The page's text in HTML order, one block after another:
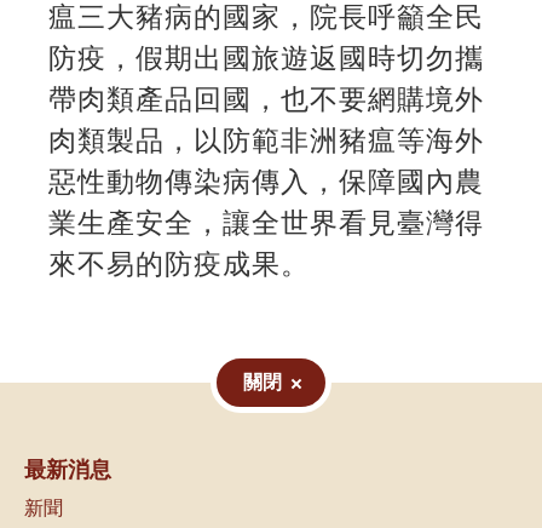
瘟三大豬病的國家，院長呼籲全民
防疫，假期出國旅遊返國時切勿攜
帶肉類產品回國，也不要網購境外
肉類製品，以防範非洲豬瘟等海外
惡性動物傳染病傳入，保障國內農
業生產安全，讓全世界看見臺灣得
來不易的防疫成果。
關閉
最新消息
新聞